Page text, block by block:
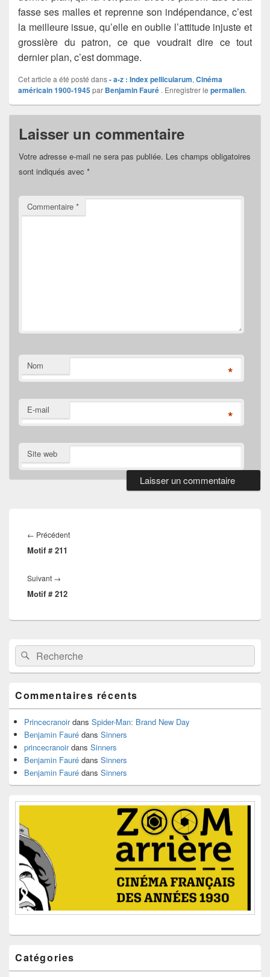
fasse ses malles et reprenne son indépendance, c’est
la meilleure issue, qu’elle en oublie l’attitude injuste et
grossière du patron, ce que voudrait dire ce tout
dernier plan, c’est dommage.
Cet article a été posté dans- a-z : Index pellicularum, Cinéma
américain 1900-1945par Benjamin Fauré . Enregistrer le permalien.
Laisser un commentaire
Votre adresse e-mail ne sera pas publiée. Les champs obligatoires
sont indiqués avec *
Commentaire *
Nom *
E-mail *
Site web
de
l’article
← PrécédentArticle
Motif # 211
Suivant →
suivant :
Motif # 212
Zone
principale
de
widget
barre
latérale
Recherche :Rechercher
Commentaires récents
Princecranoirdans Spider-Man: Brand New Day
Benjamin Fauré dans Sinners
princecranoirdans Sinners
Benjamin Fauré dans Sinners
Benjamin Fauré dans Sinners
Catégories